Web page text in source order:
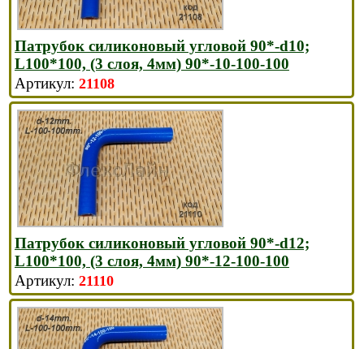
Патрубок силиконовый угловой 90*-d10;
L100*100, (3 слоя, 4мм) 90*-10-100-100
21108
Патрубок силиконовый угловой 90*-d12;
L100*100, (3 слоя, 4мм) 90*-12-100-100
21110